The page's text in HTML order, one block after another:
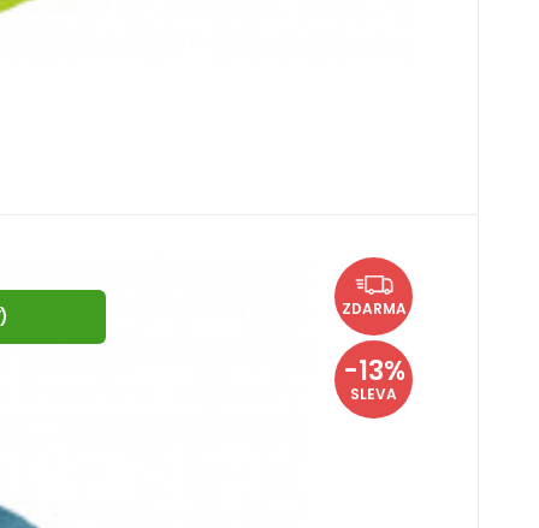
ZDARMA
-13%
SLEVA
Lady
Kč
)
pro delší túry a vícedenní přechody, kdy
nošení. Klíčovým prvkem této
ventilaci, podporuje odvod potu a snižuje
zátěží batoh působí lehčeji na těle a
méně tlačí a přirozeněji kopíruje pohyb. O
nosný rám rozkládá zátěž a napíná síťovinu